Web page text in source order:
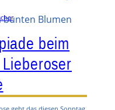
beim